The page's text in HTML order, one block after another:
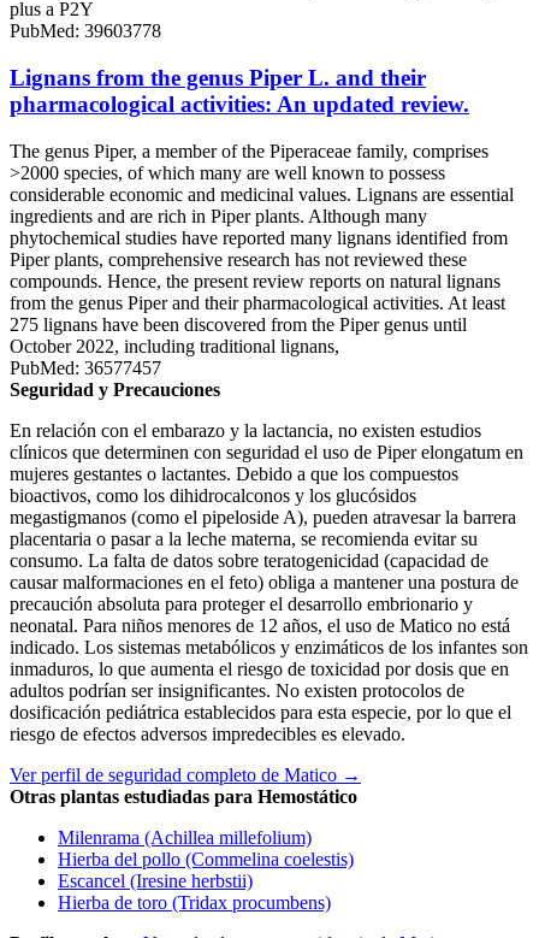
plus a P2Y
PubMed: 39603778
Lignans from the genus Piper L. and their
pharmacological activities: An updated review.
The genus Piper, a member of the Piperaceae family, comprises
>2000 species, of which many are well known to possess
considerable economic and medicinal values. Lignans are essential
ingredients and are rich in Piper plants. Although many
phytochemical studies have reported many lignans identified from
Piper plants, comprehensive research has not reviewed these
compounds. Hence, the present review reports on natural lignans
from the genus Piper and their pharmacological activities. At least
275 lignans have been discovered from the Piper genus until
October 2022, including traditional lignans,
PubMed: 36577457
Seguridad y Precauciones
En relación con el embarazo y la lactancia, no existen estudios
clínicos que determinen con seguridad el uso de Piper elongatum en
mujeres gestantes o lactantes. Debido a que los compuestos
bioactivos, como los dihidrocalconos y los glucósidos
megastigmanos (como el pipeloside A), pueden atravesar la barrera
placentaria o pasar a la leche materna, se recomienda evitar su
consumo. La falta de datos sobre teratogenicidad (capacidad de
causar malformaciones en el feto) obliga a mantener una postura de
precaución absoluta para proteger el desarrollo embrionario y
neonatal. Para niños menores de 12 años, el uso de Matico no está
indicado. Los sistemas metabólicos y enzimáticos de los infantes son
inmaduros, lo que aumenta el riesgo de toxicidad por dosis que en
adultos podrían ser insignificantes. No existen protocolos de
dosificación pediátrica establecidos para esta especie, por lo que el
riesgo de efectos adversos impredecibles es elevado.
Ver perfil de seguridad completo de Matico →
Otras plantas estudiadas para Hemostático
Milenrama (Achillea millefolium)
Hierba del pollo (Commelina coelestis)
Escancel (Iresine herbstii)
Hierba de toro (Tridax procumbens)